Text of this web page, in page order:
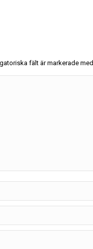
fält är markerade med